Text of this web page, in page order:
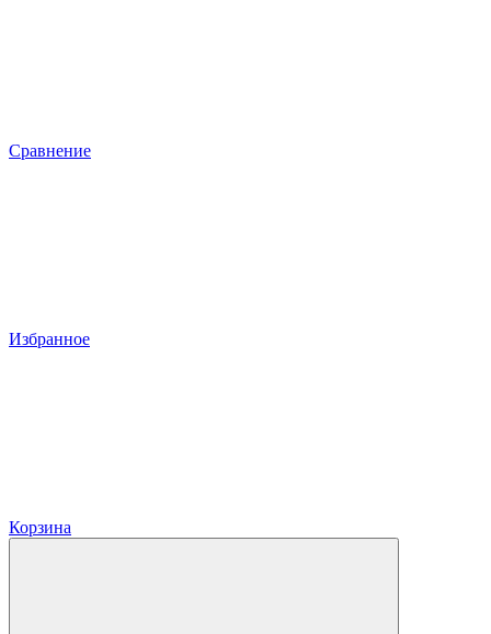
Сравнение
Избранное
Корзина